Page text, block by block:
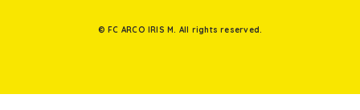
© FC ARCO IRIS M. All rights reserved.